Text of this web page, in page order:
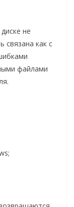
не
как с
файлами